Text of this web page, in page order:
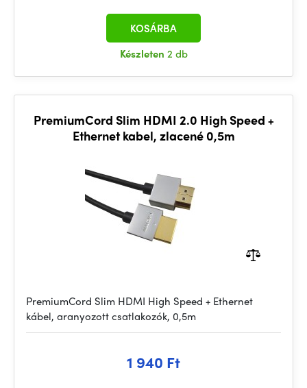
Készleten 2 db
KOSÁRBA
PremiumCord Slim HDMI 2.0 High Speed +
Ethernet kabel, zlacené 0,5m
PremiumCord Slim HDMI High Speed + Ethernet
kábel, aranyozott csatlakozók, 0,5m
1 940 Ft